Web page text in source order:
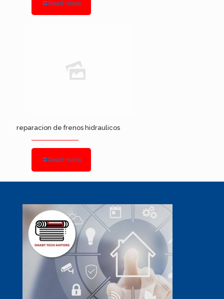
Read more
reparacion de frenos hidraulicos
Read more